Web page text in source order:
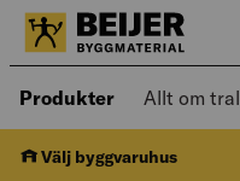
Produkter Öppnad
Allt om
Välj byggvaruhus